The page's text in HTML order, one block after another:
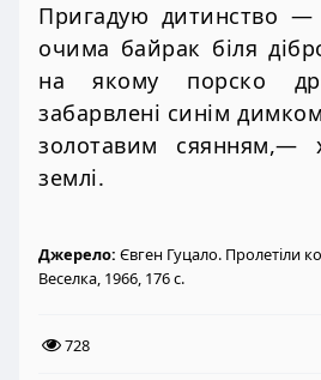
Пригадую дитинство —
очима байрак біля
на якому порско
забарвлені синім
золотавим сяянням,—
землі.
Джерело: Євген Гуцало. Пролетіли
Веселка, 1966, 176 с.
728